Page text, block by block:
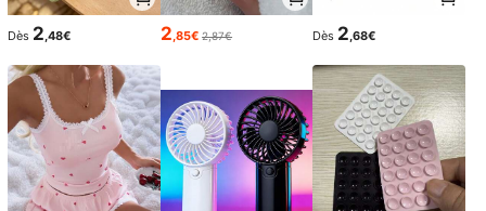
Dès 2 ,48€ 2 ,85€ 2,87€ Dès 2 ,68€